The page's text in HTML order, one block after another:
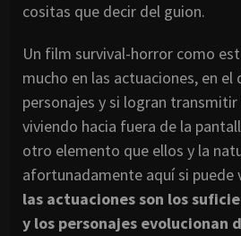
cositas que decir del guion.
Un film survival-horror como
mucho en las actuaciones, en el
personajes y si logran
viviendo hacia fuera de la
otro elemento que ellos y la
afortunadamente aquí si puede
las actuaciones son los
y los personajes evolucionan